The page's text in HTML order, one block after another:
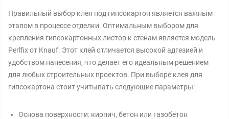
Правильный выбор клея под гипсокартон является важным
этапом в процессе отделки. Оптимальным выбором для
крепления гипсокартонных листов к стенам является модель
Perlfix от Knauf. Этот клей отличается высокой адгезией и
удобством нанесения, что делает его идеальным решением
для любых строительных проектов. При выборе клея для
гипсокартона стоит учитывать следующие параметры:
Основа поверхности: кирпич, бетон или газобетон